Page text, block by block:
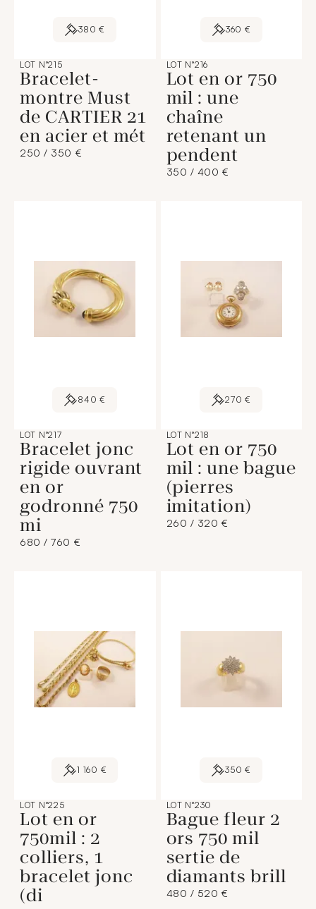
380 €
LOT N°215
Bracelet-
montre Must
de CARTIER 21
en acier et mét
250 / 350 €
360 €
LOT N°216
Lot en or 750
mil : une
chaîne
retenant un
pendent
350 / 400 €
840 €
LOT N°217
Bracelet jonc
rigide ouvrant
en or
godronné 750
mi
680 / 760 €
270 €
LOT N°218
Lot en or 750
mil : une bague
(pierres
imitation)
260 / 320 €
1 160 €
LOT N°225
Lot en or
750mil : 2
colliers, 1
bracelet jonc
(di
350 €
LOT N°230
Bague fleur 2
ors 750 mil
sertie de
diamants brill
480 / 520 €